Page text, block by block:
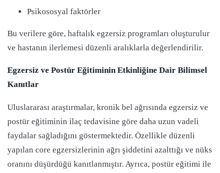
Psikososyal faktörler
Bu verilere göre, haftalık egzersiz programları oluşturulur
ve hastanın ilerlemesi düzenli aralıklarla değerlendirilir.
Egzersiz ve Postür Eğitiminin Etkinliğine Dair Bilimsel
Kanıtlar
Uluslararası araştırmalar, kronik bel ağrısında egzersiz ve
postür eğitiminin ilaç tedavisine göre daha uzun vadeli
faydalar sağladığını göstermektedir. Özellikle düzenli
yapılan core egzersizlerinin ağrı şiddetini azalttığı ve nüks
oranını düşürdüğü kanıtlanmıştır. Ayrıca, postür eğitimi ile